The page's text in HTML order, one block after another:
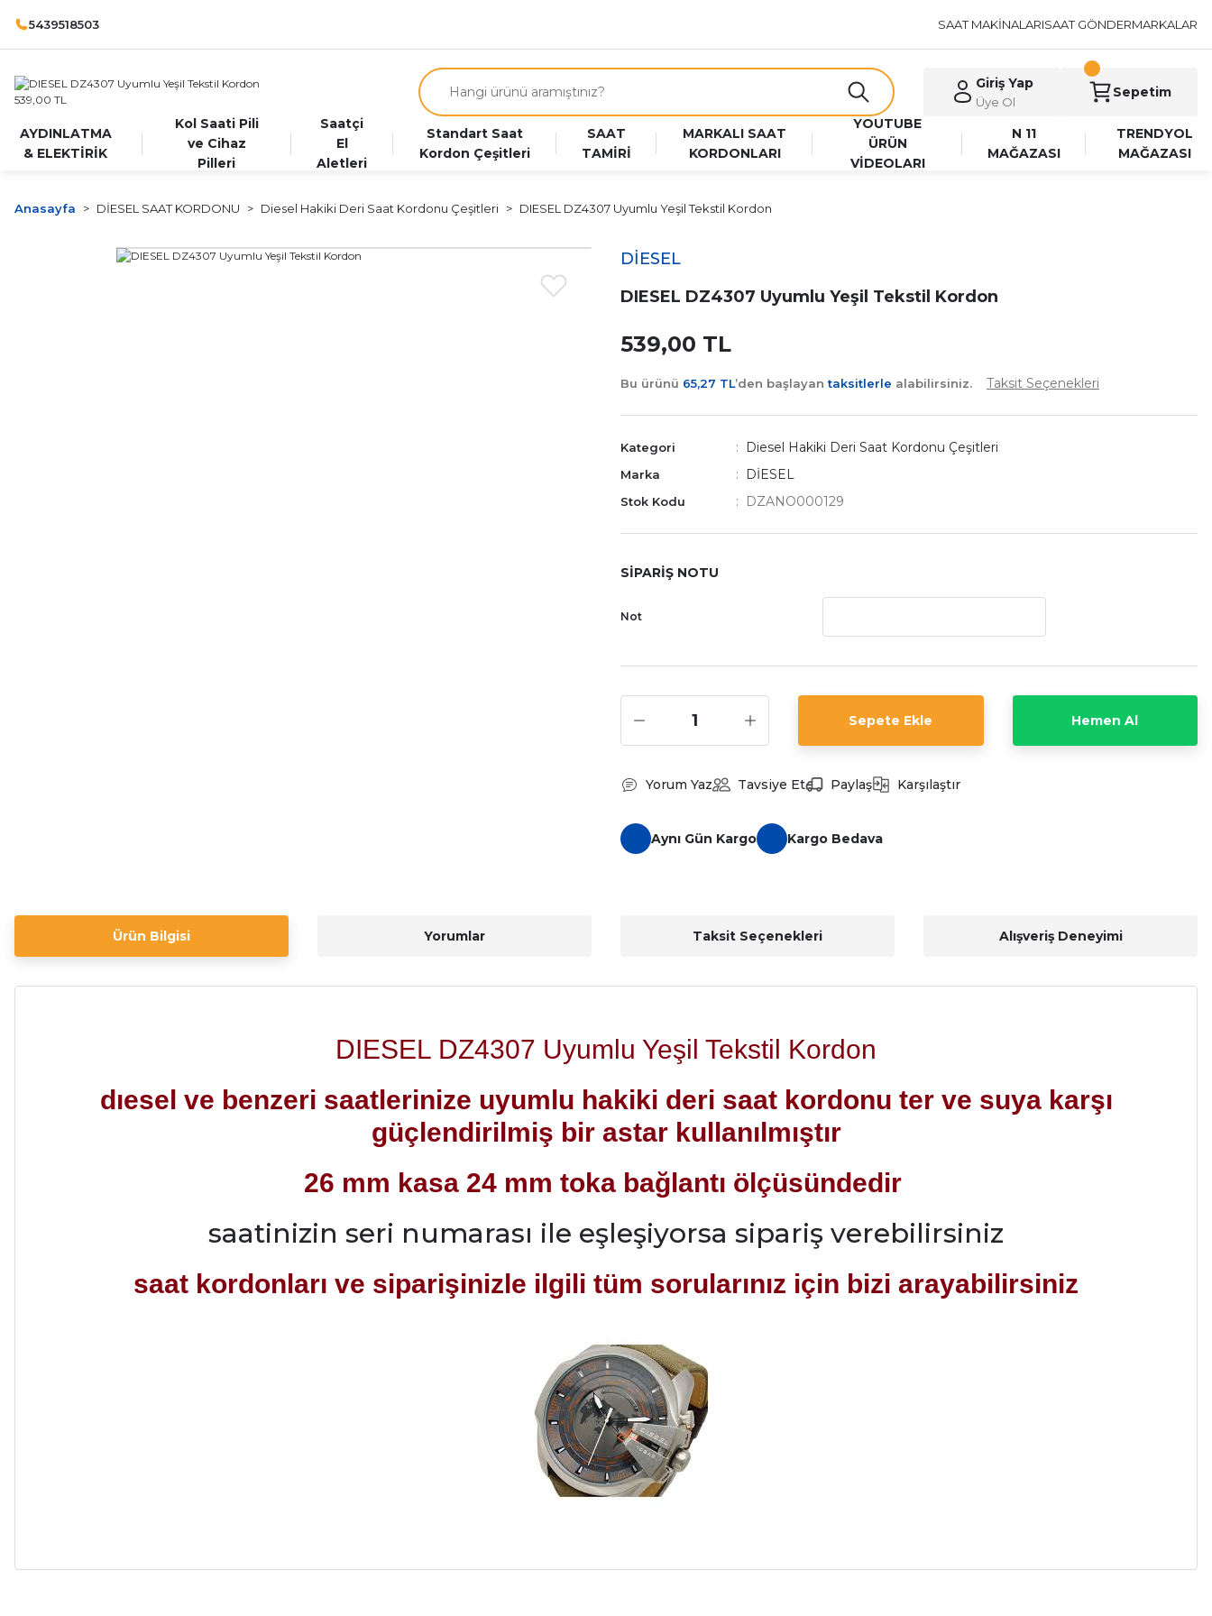
5439518503 SAAT MAKİNALARISAAT GÖNDERMARKALAR
Giriş Yap
Üye Ol
Sepetim
AYDINLATMA
& ELEKTİRİK
Kol Saati Pili
ve Cihaz
Pilleri
Saatçi
El
Aletleri
Standart Saat
Kordon Çeşitleri
SAAT
TAMİRİ
MARKALI SAAT
KORDONLARI
YOUTUBE
ÜRÜN
VİDEOLARI
N 11
MAĞAZASI
TRENDYOL
MAĞAZASI
Anasayfa DİESEL SAAT KORDONU Diesel Hakiki Deri Saat Kordonu Çeşitleri DIESEL DZ4307 Uyumlu Yeşil Tekstil Kordon
DİESEL
DIESEL DZ4307 Uyumlu Yeşil Tekstil Kordon
539,00 TL
Bu ürünü 65,27 TL’den başlayantaksitlerle alabilirsiniz. Taksit Seçenekleri
Kategori Diesel Hakiki Deri Saat Kordonu Çeşitleri
Marka DİESEL
Stok Kodu DZANO000129
SİPARİŞ NOTU
Not
Sepete Ekle Hemen Al
Yorum Yaz Tavsiye Et Paylaş Karşılaştır
Aynı Gün Kargo Kargo Bedava
Ürün Bilgisi Yorumlar Taksit Seçenekleri Alışveriş Deneyimi
DIESEL DZ4307 Uyumlu Yeşil Tekstil Kordon
dıesel ve benzeri saatlerinize uyumlu hakiki deri saat kordonu ter ve suya karşı
güçlendirilmiş bir astar kullanılmıştır
26 mm kasa 24 mm toka bağlantı ölçüsündedir
saatinizin seri numarası ile eşleşiyorsa sipariş verebilirsiniz
saat kordonları ve siparişinizle ilgili tüm sorularınız için bizi arayabilirsiniz